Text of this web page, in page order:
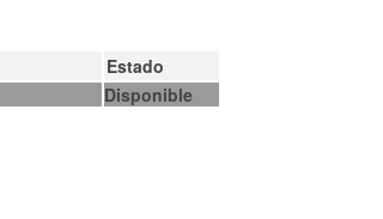
Estado
Disponible